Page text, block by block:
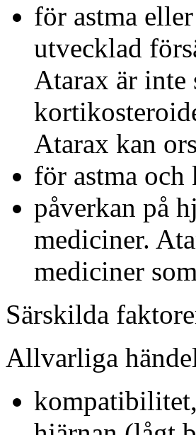
för astma
utvecklad
Atarax är
Atarax kan
för astma
påverkan på
mediciner.
mediciner
Särskilda
Allvarliga